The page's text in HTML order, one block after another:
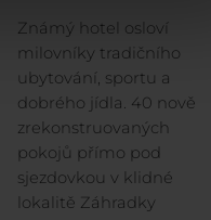
Známý hotel osloví
milovníky tradičního
ubytování, sportu a
dobrého jídla. 40 nově
zrekonstruovaných
pokojů přímo pod
sjezdovkou v klidné
lokalitě Záhradky